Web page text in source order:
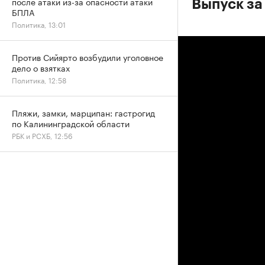
Выпуск
БПЛА
Политика, 13:01
Против Сийярто возбудили уголовное
дело о взятках
Политика, 12:58
Пляжи, замки, марципан: гастрогид
по Калининградской области
РБК и РСХБ, 12:56